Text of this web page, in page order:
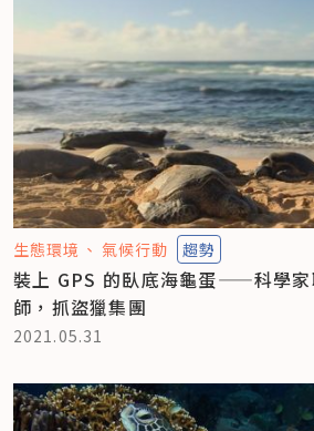
生態環境 氣候行動 趨勢
裝上 GPS 的臥底海龜蛋——科學家
師，抓盜獵集團
2021.05.31